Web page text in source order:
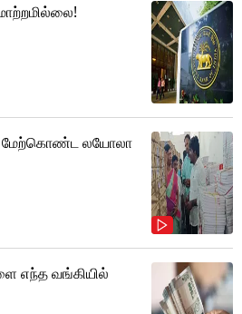
மேற்கொண்ட லயோலா
எந்த வங்கியில்